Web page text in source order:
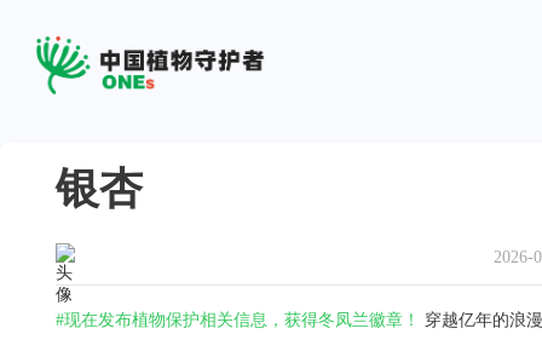
银杏
2026-
#现在发布植物保护相关信息，获得冬凤兰徽章！ 穿越亿年的浪漫